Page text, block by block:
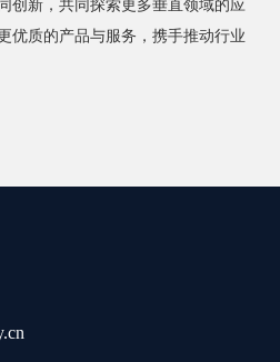
创新，共同探索更多垂直领域的应
优质的产品与服务，携手推动行业